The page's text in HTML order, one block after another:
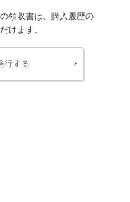
領収書は、購入履歴の
けます。
行する